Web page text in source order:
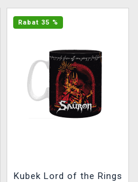
Rabat 35 %
Kubek Lord of the Rings